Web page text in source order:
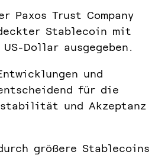
Paxos Trust Company
Stablecoin mit
Dollar ausgegeben.
und
für die
und Akzeptanz
größere Stablecoins